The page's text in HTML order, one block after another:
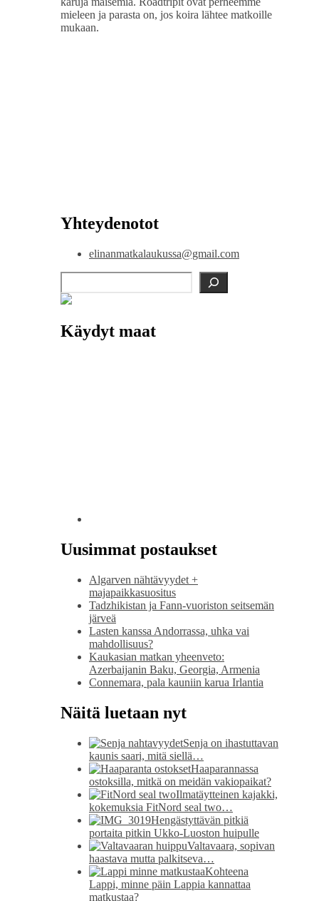
mieleen ja parasta on, jos koira lähtee matkoille
mukaan.
Yhteydenotot
elinanmatkalaukussa@gmail.com
Etsi
Käydyt maat
Uusimmat postaukset
Algarven nähtävyydet +
majapaikkasuositus
Tadzhikistan ja Fann-vuoriston seitsemän
järveä
Lasten kanssa Andorrassa, uhka vai
mahdollisuus?
Kaukasian matkan yheenveto:
Azerbaijanin Baku, Georgia, Armenia
Connemara, pala kauniin karua Irlantia
Näitä luetaan nyt
Senja on ihastuttavan
kaunis saari, mitä siellä…
Haaparannassa
ostoksilla, mitkä on meidän vakiopaikat?
Ilmatäytteinen kajakki,
kokemuksia FitNord seal two…
Hengästyttävän pitkiä
portaita pitkin Ukko-Luoston huipulle
Valtavaara, sopivan
haastava mutta palkitseva…
Kohteena
Lappi, minne päin Lappia kannattaa
matkustaa?